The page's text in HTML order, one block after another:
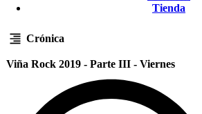
Tienda
Crónica
Viña Rock 2019 - Parte III - Viernes